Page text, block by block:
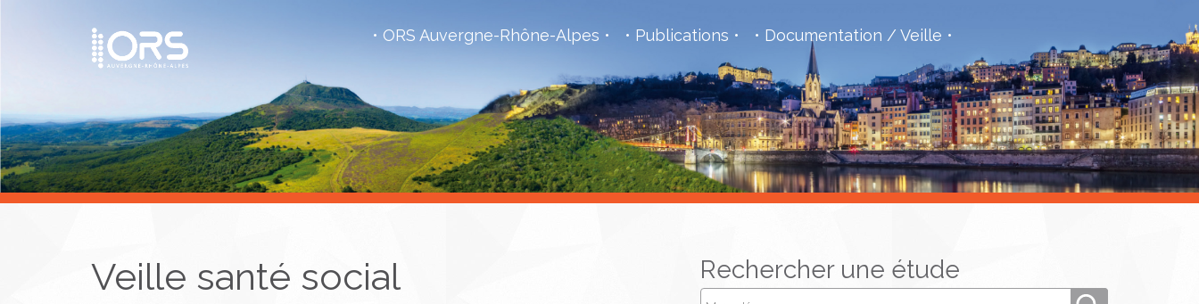
ORS Auvergne-Rhône-Alpes Publications Documentation / Veille
Rechercher une étude
Veille santé social